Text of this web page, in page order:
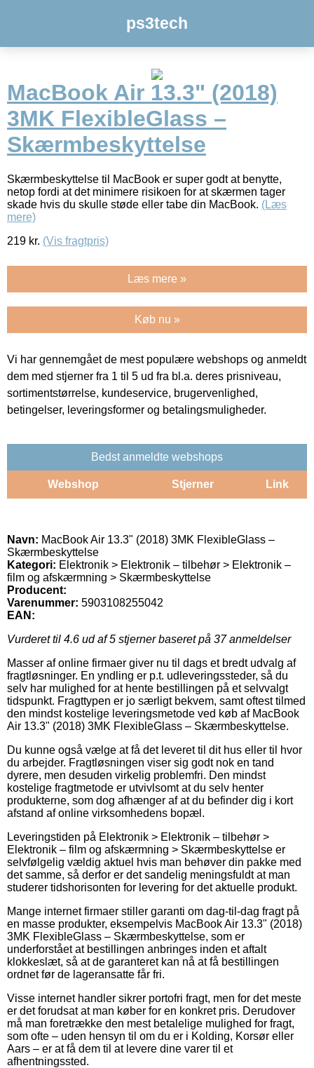
ps3tech
MacBook Air 13.3" (2018)
3MK FlexibleGlass –
Skærmbeskyttelse
Skærmbeskyttelse til MacBook er super godt at benytte,
netop fordi at det minimere risikoen for at skærmen tager
skade hvis du skulle støde eller tabe din MacBook. (Læs
mere)
219 kr. (Vis fragtpris)
Læs mere »
Køb nu »
Vi har gennemgået de mest populære webshops og anmeldt
dem med stjerner fra 1 til 5 ud fra bl.a. deres prisniveau,
sortimentstørrelse, kundeservice, brugervenlighed,
betingelser, leveringsformer og betalingsmuligheder.
Bedst anmeldte webshops
Webshop Stjerner Link
Navn: MacBook Air 13.3" (2018) 3MK FlexibleGlass –
Skærmbeskyttelse
Kategori: Elektronik > Elektronik – tilbehør > Elektronik –
film og afskærmning > Skærmbeskyttelse
Producent:
Varenummer: 5903108255042
EAN:
Vurderet til 4.6 ud af 5 stjerner baseret på 37anmeldelser
Masser af online firmaer giver nu til dags et bredt udvalg af
fragtløsninger. En yndling er p.t. udleveringssteder, så du
selv har mulighed for at hente bestillingen på et selvvalgt
tidspunkt. Fragttypen er jo særligt bekvem, samt oftest tilmed
den mindst kostelige leveringsmetode ved køb af MacBook
Air 13.3" (2018) 3MK FlexibleGlass – Skærmbeskyttelse.
Du kunne også vælge at få det leveret til dit hus eller til hvor
du arbejder. Fragtløsningen viser sig godt nok en tand
dyrere, men desuden virkelig problemfri. Den mindst
kostelige fragtmetode er utvivlsomt at du selv henter
produkterne, som dog afhænger af at du befinder dig i kort
afstand af online virksomhedens bopæl.
Leveringstiden på Elektronik > Elektronik – tilbehør >
Elektronik – film og afskærmning > Skærmbeskyttelse er
selvfølgelig vældig aktuel hvis man behøver din pakke med
det samme, så derfor er det sandelig meningsfuldt at man
studerer tidshorisonten for levering for det aktuelle produkt.
Mange internet firmaer stiller garanti om dag-til-dag fragt på
en masse produkter, eksempelvis MacBook Air 13.3" (2018)
3MK FlexibleGlass – Skærmbeskyttelse, som er
underforstået at bestillingen anbringes inden et aftalt
klokkeslæt, så at de garanteret kan nå at få bestillingen
ordnet før de lageransatte får fri.
Visse internet handler sikrer portofri fragt, men for det meste
er det forudsat at man køber for en konkret pris. Derudover
må man foretrække den mest betalelige mulighed for fragt,
som ofte – uden hensyn til om du er i Kolding, Korsør eller
Aars – er at få dem til at levere dine varer til et
afhentningssted.